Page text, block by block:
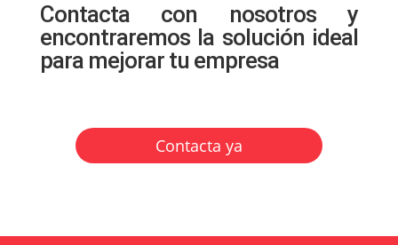
Contacta con nosotros y
encontraremos la solución ideal
para mejorar tu empresa
Contacta ya